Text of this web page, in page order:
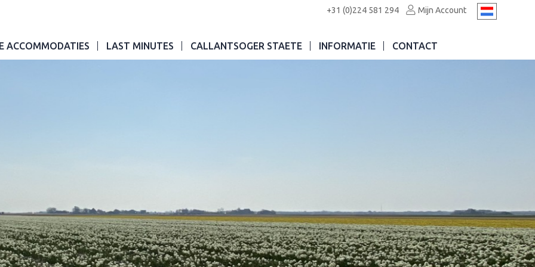
+31 (0)224 581 294 Mijn Account
ACCOMMODATIES LAST MINUTES CALLANTSOGER STAETE INFORMATIE CONTACT